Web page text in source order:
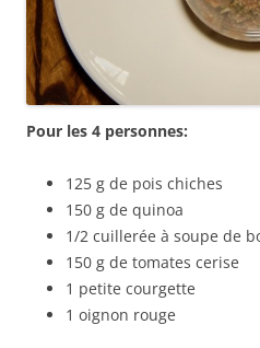
Pour les 4 personnes:
125 g de pois chiches
150 g de quinoa
1/2 cuillerée à soupe de
150 g de tomates cerise
1 petite courgette
1 oignon rouge